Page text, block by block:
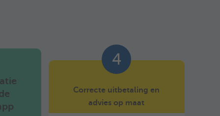
4
Correcte uitbetaling en
advies op maat